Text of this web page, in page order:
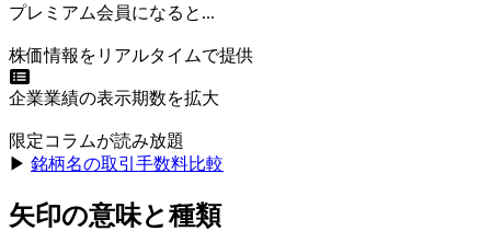
プレミアム会員になると...
株価情報をリアルタイムで提供
企業業績の表示期数を拡大
限定コラムが読み放題
▶︎ 銘柄名の取引手数料比較
矢印の意味と種類